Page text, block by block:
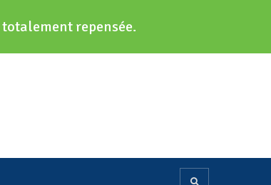
repensée.